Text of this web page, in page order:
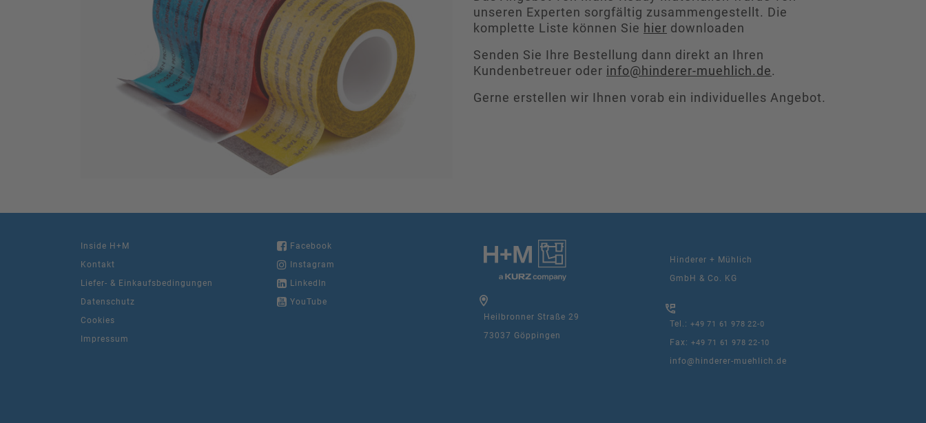
unseren Experten sorgfältig zusammengestellt. Die
komplette Liste können Sie hier downloaden
Senden Sie Ihre Bestellung dann direkt an Ihren
Kundenbetreuer oder info@hinderer-muehlich.de.
Gerne erstellen wir Ihnen vorab ein individuelles Angebot.
Inside H+M
Kontakt
Liefer- & Einkaufsbedingungen
Datenschutz
Cookies
Impressum
Facebook
Instagram
LinkedIn
YouTube
Heilbronner Straße 29
73037 Göppingen
Hinderer + Mühlich
GmbH & Co. KG
Tel.: +49 71 61 978 22-0
Fax: +49 71 61 978 22-10
info@hinderer-muehlich.de